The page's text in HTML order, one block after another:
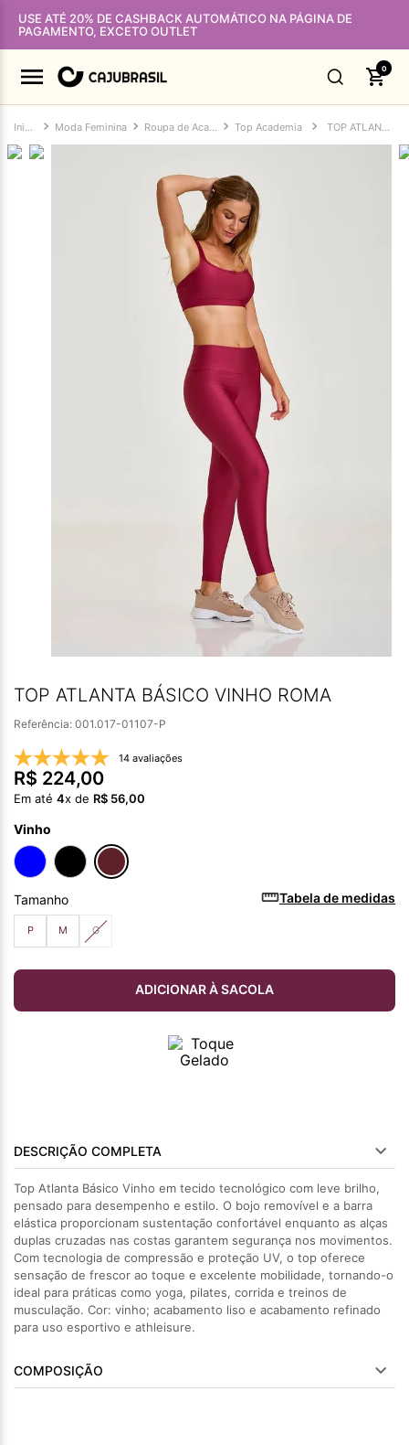
USE ATÉ 20% DE CASHBACK AUTOMÁTICO NA PÁGINA DE
PAGAMENTO, EXCETO OUTLET
0
Moda Feminina Roupa de Academia Feminina Top Academia TOP ATLANTA BÁSICO VINHO ROMA
TOP ATLANTA BÁSICO VINHO ROMA
Referência: 001.017-01107-P
14 avaliações
R$ 224,00
Em até 4x de R$ 56,00
Vinho
Tamanho
P M G
Tabela de medidas
ADICIONAR À SACOLA
DESCRIÇÃO COMPLETA
Top Atlanta Básico Vinho em tecido tecnológico com leve brilho,
pensado para desempenho e estilo. O bojo removível e a barra
elástica proporcionam sustentação confortável enquanto as alças
duplas cruzadas nas costas garantem segurança nos movimentos.
Com tecnologia de compressão e proteção UV, o top oferece
sensação de frescor ao toque e excelente mobilidade, tornando-o
ideal para práticas como yoga, pilates, corrida e treinos de
musculação. Cor: vinho; acabamento liso e acabamento refinado
para uso esportivo e athleisure.
COMPOSIÇÃO